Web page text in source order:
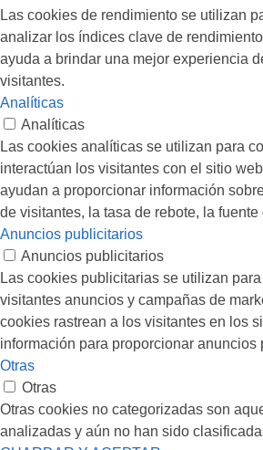
Las cookies de rendimiento se utilizan
analizar los índices clave de
ayuda a brindar una mejor experiencia
visitantes.
Analíticas
Analíticas
Las cookies analíticas se utilizan para
interactúan los visitantes con el sitio
ayudan a proporcionar información
de visitantes, la tasa de rebote, la fuente
Anuncios publicitarios
Anuncios publicitarios
Las cookies publicitarias se utilizan
visitantes anuncios y campañas de
cookies rastrean a los visitantes en los
información para proporcionar anuncios
Otras
Otras
Otras cookies no categorizadas son
analizadas y aún no han sido